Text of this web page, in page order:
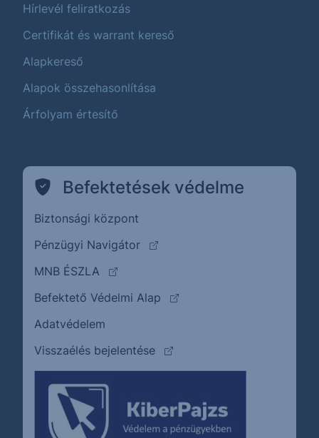
Hírlevél feliratkozás
Certifikát és warrant kereső
Alapkereső
Alapok összehasonlítása
Árfolyam értesítő
Befektetések védelme
Biztonsági központ
Pénzügyi Navigátor
(külső oldalra ugrik)
MNB ÉSZLA
(külső oldalra ugrik)
Befektető Védelmi Alap
(külső oldalra ugrik)
Adatvédelem
Visszaélés bejelentése
(külső oldalra ugrik)